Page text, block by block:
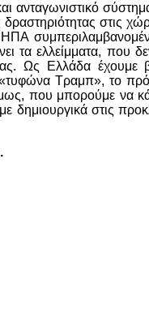
ανταγωνιστικό
στις
ΗΠΑ
ελλείμματα, που δεν
Ως Ελλάδα έχουμε
«τυφώνα Τραμπ», το
που μπορούμε να
δημιουργικά στις